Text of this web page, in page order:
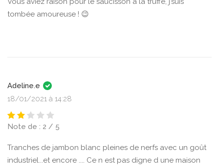
tombée amoureuse ! 😉
Adeline.e
18/01/2021 à 14:28
Note de : 2 / 5
Tranches de jambon blanc pleines de nerfs avec un goût
industriel...et encore .... Ce n est pas digne d une maison